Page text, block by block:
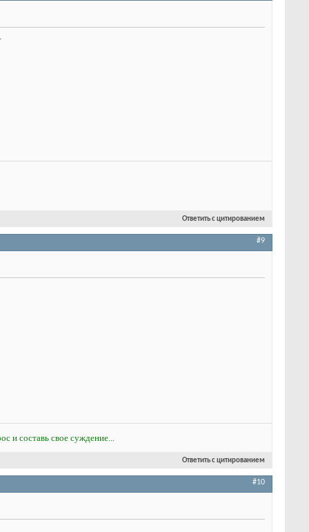
Ответить с цитированием
#9
и составь свое суждение...
Ответить с цитированием
#10